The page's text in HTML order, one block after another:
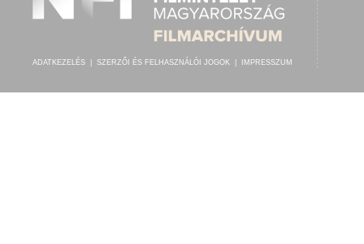
ADATKEZELÉS SZERZŐI ÉS FELHASZNÁLÓI JOGOK IMPRESSZUM